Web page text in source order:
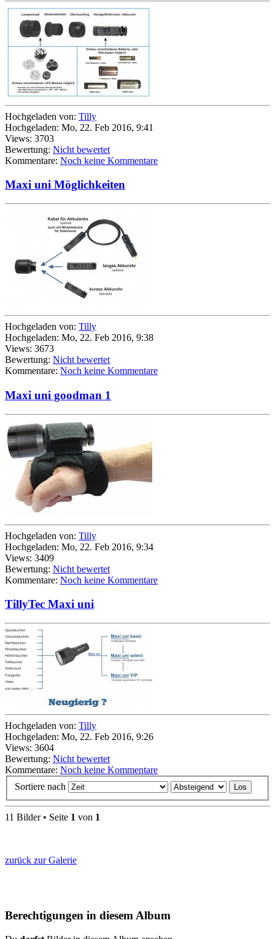
Hochgeladen von: Tilly
Hochgeladen: Mo, 22. Feb 2016, 9:41
Views: 3703
Bewertung: Nicht bewertet
Kommentare: Noch keine Kommentare
Maxi uni Möglichkeiten
Hochgeladen von: Tilly
Hochgeladen: Mo, 22. Feb 2016, 9:38
Views: 3673
Bewertung: Nicht bewertet
Kommentare: Noch keine Kommentare
Maxi uni goodman 1
Hochgeladen von: Tilly
Hochgeladen: Mo, 22. Feb 2016, 9:34
Views: 3409
Bewertung: Nicht bewertet
Kommentare: Noch keine Kommentare
TillyTec Maxi uni
Hochgeladen von: Tilly
Hochgeladen: Mo, 22. Feb 2016, 9:26
Views: 3604
Bewertung: Nicht bewertet
Kommentare: Noch keine Kommentare
Sortiere nach
11 Bilder • Seite 1 von 1
zurück zur Galerie
Berechtigungen in diesem Album